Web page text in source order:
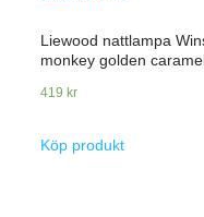
Liewood nattlampa
monkey golden
419 kr
Köp produkt